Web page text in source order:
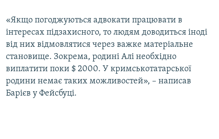
«Якщо погоджуються адвокати працювати в
інтересах підзахисного, то людям доводиться іноді
від них відмовлятися через важке матеріальне
становище. Зокрема, родині Алі необхідно
виплатити поки $ 2000. У кримськотатарської
родини немає таких можливостей», – написав
Барієв у Фейсбуці.